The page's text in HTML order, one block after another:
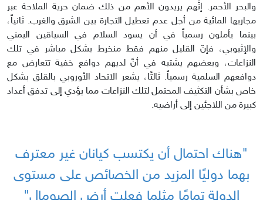
والبحر الأحمر. إنَّهم يريدون الأهم من ذلك ضمان حرية الملاحة عبر
مجاريها المائية من أجل عدم تعطيل التجارة بين الشرق والغرب. ثانياً،
بينما يأملون رسمياً في أن يسود السلام في السياقين اليمني
والإثيوبي، فإنّ القليل منهم فقط منخرط بشكل مباشر في تلك
النزاعات، وبعضهم يشتبه في أنَّ لديهم دوافع خفية تتعارض مع
دوافعهم السلمية رسمياً. ثالثًا، يشعر الاتحاد الأوروبي بالقلق بشكل
خاص بشأن التكثيف المحتمل لتلك النزاعات مما يؤدي إلى تدفق أعداد
كبيرة من اللاجئين إلى أراضيه.
"هناك احتمال أن يكتسب كيانان غير معترف
بهما دوليًا المزيد من الخصائص على مستوى